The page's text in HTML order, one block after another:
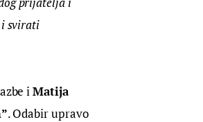
i svirati
i Matija
. Odabir upravo